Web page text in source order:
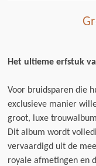
Het ultieme erfstuk
Voor bruidsparen die
exclusieve manier
groot, luxe
Dit album wordt
vervaardigd uit de
royale afmetingen en